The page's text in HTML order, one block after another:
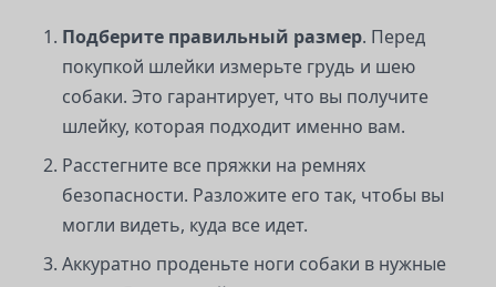
Подберите правильный размер. Перед
покупкой шлейки измерьте грудь и шею
собаки. Это гарантирует, что вы получите
шлейку, которая подходит именно вам.
Расстегните все пряжки на ремнях
безопасности. Разложите его так, чтобы вы
могли видеть, куда все идет.
Аккуратно проденьте ноги собаки в нужные